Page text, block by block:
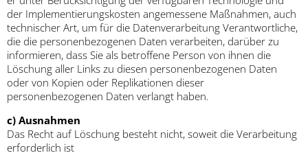
der Implementierungskosten angemessene Maßnahmen, auch
technischer Art, um für die Datenverarbeitung Verantwortliche,
die die personenbezogenen Daten verarbeiten, darüber zu
informieren, dass Sie als betroffene Person von ihnen die
Löschung aller Links zu diesen personenbezogenen Daten
oder von Kopien oder Replikationen dieser
personenbezogenen Daten verlangt haben.
c) Ausnahmen
Das Recht auf Löschung besteht nicht, soweit die Verarbeitung
erforderlich ist